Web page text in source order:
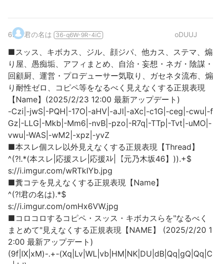
6. 君の名は 36-q6W-9R-4iC oDUUJ
■スッス、キボカス、ジル、顔ジパ、他カス、ステマ、煽
り屋、愚痴垢、アフィまとめ、自治・妄想・ネガ・陰謀・
回顧厨、運営・プロデューサー気取り、ガセネタ流布、煽
り耐性ゼロ、コピペ等をなるべく見えなくする正規表現
【Name】(2025/2/23 12:00 最新アップデート)
-Czi|-jwS|-PQH|-17O|-aHV|-aJI|-aXc|-c1G|-ceg|-cwu|-f
Gz|-LLG|-Mkb|-Mm6|-nvB|-pzo|-R7q|-TTp|-Tvt|-uMO|-
vwu|-WAS|-wM2|-xpz|-yvZ
■本スレ個スレ以外見えなくする正規表現【Thread】
^(?!.*(本スレ|応援スレ|応援ｽﾚ|【元乃木坂46】)).+$
s://i.imgur.com/wRTkIYb.jpg
■糞コテを見えなくする正規表現【Name】
^(?!君の名は).*$
s://i.imgur.com/omHx6VW.jpg
■コロコロするコピペ・スッス・キボカスらを"なるべく
まとめて"見えなくする正規表現【NAME】 (2025/2/20 1
2:00 最新アップデート)
(9f|IX|xM)-.+-(Xq|Lv|WL|vb|HM|NK|DU|dB|Qq|gQ|Qq|C